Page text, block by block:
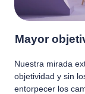
Mayor
Nuestra mirada
objetividad y sin
entorpecer los